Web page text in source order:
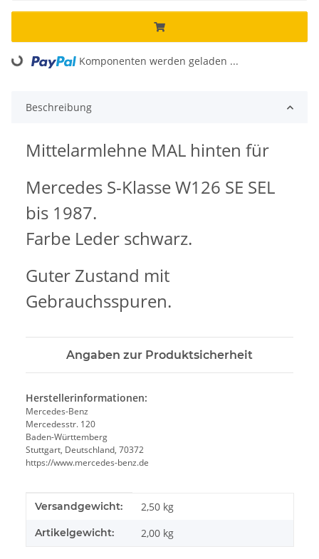
Loading... Komponenten werden geladen ...
Beschreibung
Mittelarmlehne MAL hinten für
Mercedes S-Klasse W126 SE SEL
bis 1987.
Farbe Leder schwarz.
Guter Zustand mit
Gebrauchsspuren.
Angaben zur Produktsicherheit
Herstellerinformationen:
Mercedes-Benz
Mercedesstr. 120
Baden-Württemberg
Stuttgart, Deutschland, 70372
https://www.mercedes-benz.de
Produkteigenschaft
Wert
Versandgewicht: 2,50 kg
Artikelgewicht: 2,00 kg